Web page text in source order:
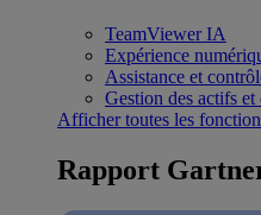
TeamViewer IA
Expérience
Assistance et
Gestion des actifs
Afficher toutes les
Rapport